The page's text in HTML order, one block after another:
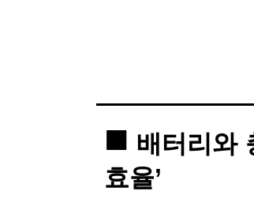
배터리와
효율’